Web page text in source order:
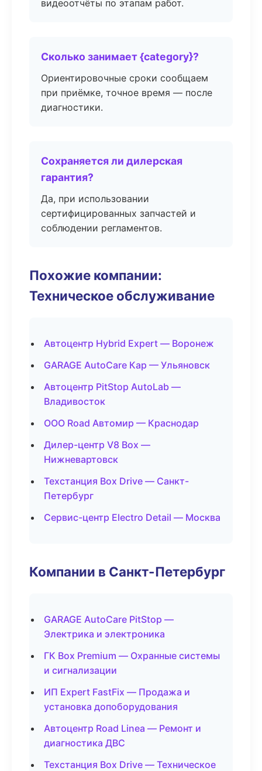
видеоотчёты по этапам работ.
Сколько занимает {category}?
Ориентировочные сроки сообщаем
при приёмке, точное время — после
диагностики.
Сохраняется ли дилерская
гарантия?
Да, при использовании
сертифицированных запчастей и
соблюдении регламентов.
Похожие компании:
Техническое обслуживание
Автоцентр Hybrid Expert — Воронеж
GARAGE AutoCare Кар — Ульяновск
Автоцентр PitStop AutoLab —
Владивосток
ООО Road Автомир — Краснодар
Дилер-центр V8 Box —
Нижневартовск
Техстанция Box Drive — Санкт-
Петербург
Сервис-центр Electro Detail — Москва
Компании в Санкт-Петербург
GARAGE AutoCare PitStop —
Электрика и электроника
ГК Box Premium — Охранные системы
и сигнализации
ИП Expert FastFix — Продажа и
установка допоборудования
Автоцентр Road Linea — Ремонт и
диагностика ДВС
Техстанция Box Drive — Техническое